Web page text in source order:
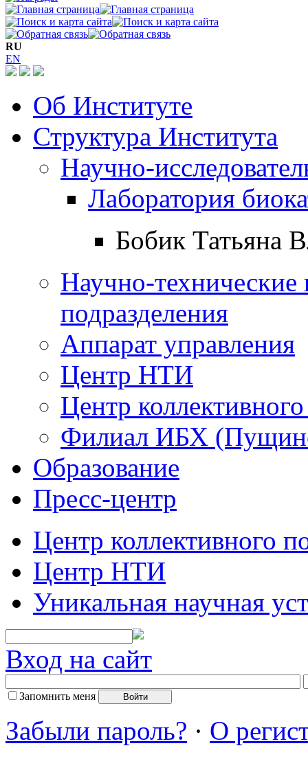
RU
EN
Об Институте
Структура Института
Научно-
Лаборатория
Бобик Татьяна
Научно-технические
подразделения
Аппарат управления
Центр НТИ
Центр
Филиал ИБХ
Образование
Пресс-центр
Центр коллективного
Центр НТИ
Уникальная научная
Вход на сайт
Запомнить меня
Забыли пароль? · О